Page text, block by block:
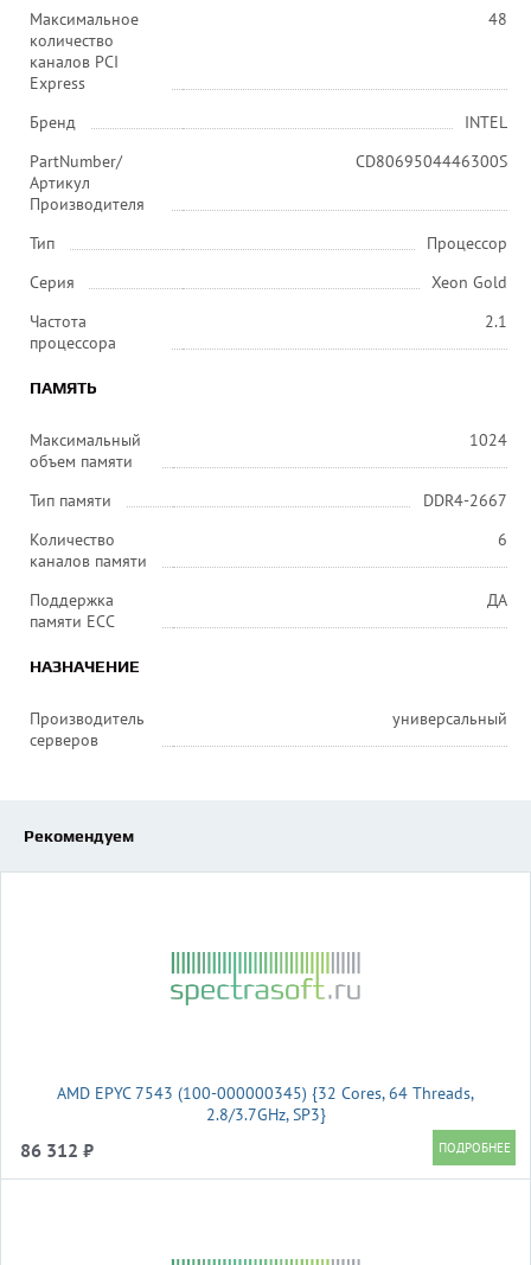
Максимальное
количество
каналов PCI
Express
48
Бренд
INTEL
PartNumber/
Артикул
Производителя
CD8069504446300S
Тип
Процессор
Серия
Xeon Gold
Частота
процессора
2.1
ПАМЯТЬ
Максимальный
объем памяти
1024
Тип памяти
DDR4-2667
Количество
каналов памяти
6
Поддержка
памяти ECC
ДА
НАЗНАЧЕНИЕ
Производитель
серверов
универсальный
Рекомендуем
AMD EPYC 7543 (100-000000345) {32 Cores, 64 Threads,
2.8/3.7GHz, SP3}
86 312 ₽